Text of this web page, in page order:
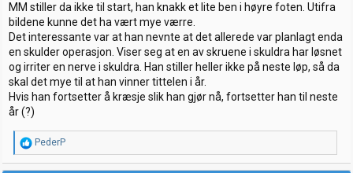
MM stiller da ikke til start, han knakk et lite ben i høyre foten. Utifra
bildene kunne det ha vært mye værre.
Det interessante var at han nevnte at det allerede var planlagt enda
en skulder operasjon. Viser seg at en av skruene i skuldra har løsnet
og irriter en nerve i skuldra. Han stiller heller ikke på neste løp, så da
skal det mye til at han vinner tittelen i år.
Hvis han fortsetter å kræsje slik han gjør nå, fortsetter han til neste
år (?)
R
e
a
PederP